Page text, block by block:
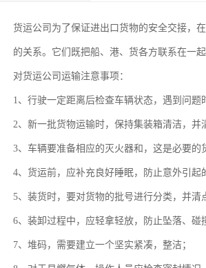
货运公司为了保证进出口货物的安全交接，
的关系。它们既把船、港、货各方联系在一
对货运公司运输注意事项：
1、行驶一定距离后检查车辆状态，遇到问题
2、新一批货物运输时，保持集装箱清洁，并
3、车辆要准备相应的灭火器和，这是必要的
4、货运前，应补充良好睡眠，防止意外引起
5、装货时，要对货物的批号进行分类，并清
6、装卸过程中，应轻拿轻放，防止坠落、碰
7、堆码，需要建立一个坚实紧凑，整洁；